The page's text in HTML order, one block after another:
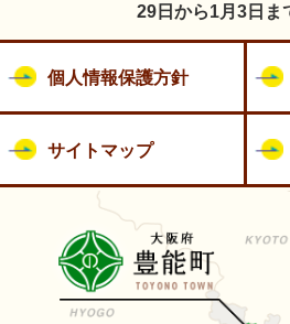
29日から1月3日ま
個人情報保護方針
サイトマップ